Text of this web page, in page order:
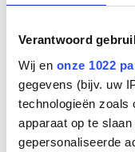
Verantwoord
Wij en onze 1022
gegevens (bijv. uw
technologieën zoals
apparaat op te
gepersonaliseerde
Evolve2
MS
Fabrikant